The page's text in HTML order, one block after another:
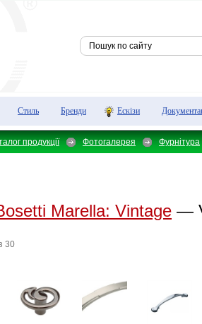
Стиль Бренди Ескізи
продукції Фотогалерея Фурнітура
Marella: Vintage —
30